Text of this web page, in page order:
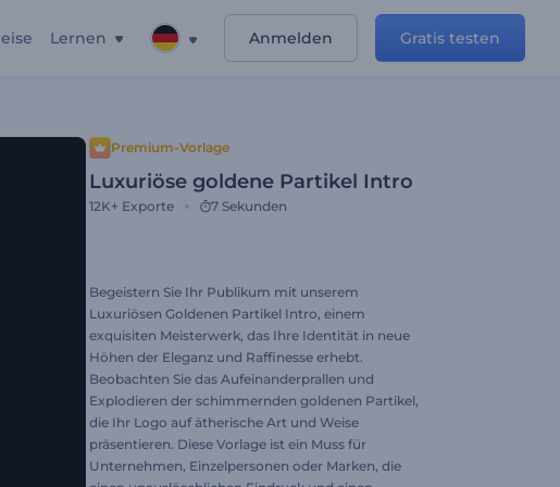
Lernen Anmelden Gratis testen
Premium-Vorlage
Luxuriöse goldene Partikel Intro
12K+ Exporte 7 Sekunden
Begeistern Sie Ihr Publikum mit unserem
Luxuriösen Goldenen Partikel Intro, einem
exquisiten Meisterwerk, das Ihre Identität in neue
Höhen der Eleganz und Raffinesse erhebt.
Beobachten Sie das Aufeinanderprallen und
Explodieren der schimmernden goldenen Partikel,
die Ihr Logo auf ätherische Art und Weise
präsentieren. Diese Vorlage ist ein Muss für
Unternehmen, Einzelpersonen oder Marken, die